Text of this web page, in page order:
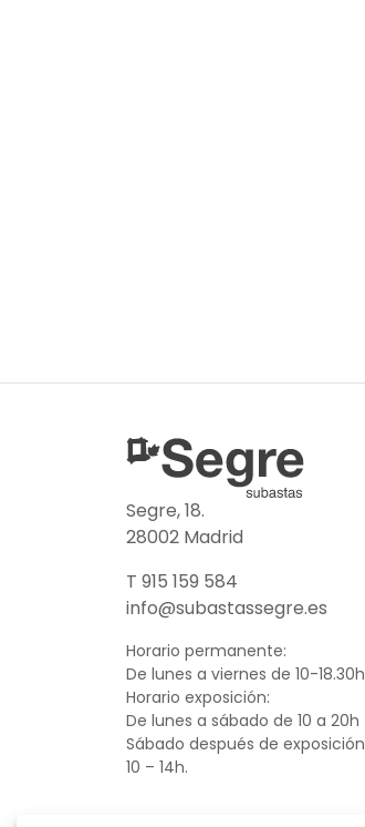
Segre, 18.
28002 Madrid
T 915 159 584
info@subastassegre.es
Horario permanente:
De lunes a viernes de 10-
Horario exposición:
De lunes a sábado de 10 a 20h
Sábado después de
10 – 14h.